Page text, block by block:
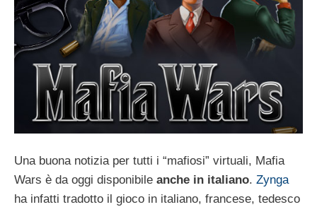
Una buona notizia per tutti i “mafiosi” virtuali, Mafia
Wars è da oggi disponibile anche in italiano. Zynga
ha infatti tradotto il gioco in italiano, francese, tedesco